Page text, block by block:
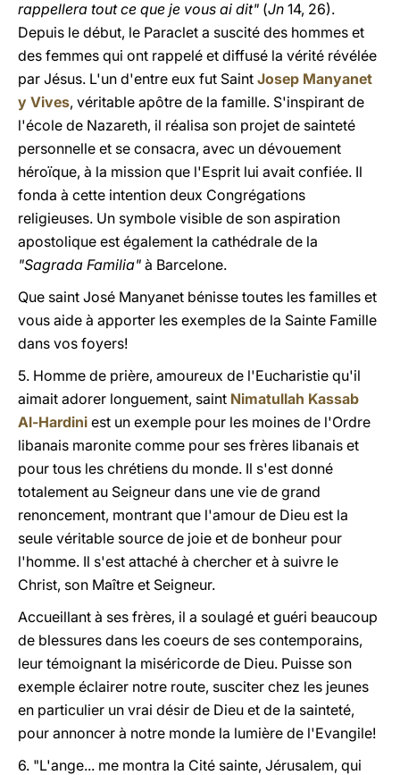
rappellera tout ce que je vous ai dit" (Jn 14, 26).
Depuis le début, le Paraclet a suscité des hommes et
des femmes qui ont rappelé et diffusé la vérité révélée
par Jésus. L'un d'entre eux fut Saint Josep Manyanet
y Vives, véritable apôtre de la famille. S'inspirant de
l'école de Nazareth, il réalisa son projet de sainteté
personnelle et se consacra, avec un dévouement
héroïque, à la mission que l'Esprit lui avait confiée. Il
fonda à cette intention deux Congrégations
religieuses. Un symbole visible de son aspiration
apostolique est également la cathédrale de la
"Sagrada Familia" à Barcelone.
Que saint José Manyanet bénisse toutes les familles et
vous aide à apporter les exemples de la Sainte Famille
dans vos foyers!
5. Homme de prière, amoureux de l'Eucharistie qu'il
aimait adorer longuement, saint Nimatullah Kassab
Al-Hardini est un exemple pour les moines de l'Ordre
libanais maronite comme pour ses frères libanais et
pour tous les chrétiens du monde. Il s'est donné
totalement au Seigneur dans une vie de grand
renoncement, montrant que l'amour de Dieu est la
seule véritable source de joie et de bonheur pour
l'homme. Il s'est attaché à chercher et à suivre le
Christ, son Maître et Seigneur.
Accueillant à ses frères, il a soulagé et guéri beaucoup
de blessures dans les coeurs de ses contemporains,
leur témoignant la miséricorde de Dieu. Puisse son
exemple éclairer notre route, susciter chez les jeunes
en particulier un vrai désir de Dieu et de la sainteté,
pour annoncer à notre monde la lumière de l'Evangile!
6. "L'ange... me montra la Cité sainte, Jérusalem, qui